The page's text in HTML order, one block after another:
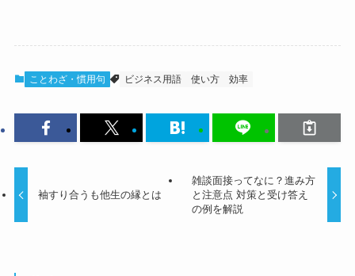
ことわざ・慣用句 ビジネス用語 使い方 効率
袖すり合うも他生の縁とは
雑談面接ってなに？進み方
と注意点 対策と受け答え
の例を解説